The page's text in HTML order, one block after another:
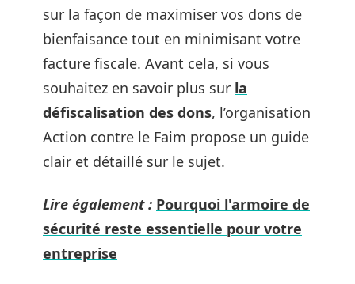
sur la façon de maximiser vos dons de
bienfaisance tout en minimisant votre
facture fiscale. Avant cela, si vous
souhaitez en savoir plus sur la
défiscalisation des dons, l’organisation
Action contre le Faim propose un guide
clair et détaillé sur le sujet.
Lire également : Pourquoi l'armoire de
sécurité reste essentielle pour votre
entreprise